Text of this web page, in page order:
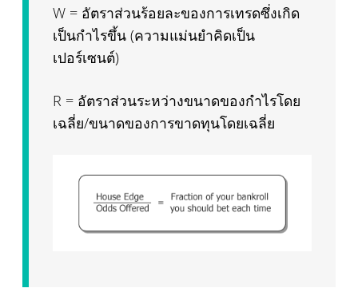
W = อัตราส่วนร้อยละของการเทรดซึ่งเกิด
เป็นกำไรขึ้น (ความแม่นยำคิดเป็น
เปอร์เซนต์)
R = อัตราส่วนระหว่างขนาดของกำไรโดย
เฉลี่ย/ขนาดของการขาดทุนโดยเฉลี่ย